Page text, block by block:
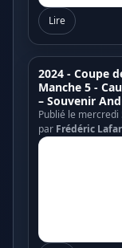
Lire
2024 - Coupe
Manche 5 -
– Souvenir
Publié le
par Frédéric